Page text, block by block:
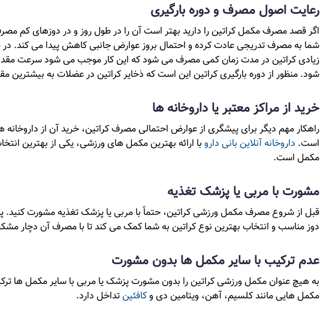
رعایت اصول مصرف و دوره بارگیری
اگر قصد مصرف مکمل کراتین را دارید بهتر است آن را در طول روز و در دوزهای کم
شما به مصرف تدریجی عادت کرده و احتمال بروز عوارض جانبی کاهش پیدا می کند. در
زیادی کراتین در مدت زمان کمی مصرف می شود که این کار موجب می شود سرعت
شود. منظور از دوره بارگیری کراتین این است که ذخایر کراتین در عضلات به بیشترین
خرید از مراکز معتبر یا داروخانه ها
راهکار مهم دیگر برای پیشگری از عوارض احتمالی مصرف کراتین، خرید آن از داروخانه
است. داروخانه آنلاین بانی دارو با ارائه بهترین مکمل های ورزشی، یکی از بهترین
مکمل است.
مشورت با مربی یا پزشک تغذیه
قبل از شروع مصرف مکمل ورزشی کراتین، حتماً با مربی یا پزشک تغذیه مشورت کنید.
دوز مناسب و انتخاب بهترین نوع کراتین به شما کمک می کند تا با مصرف آن دچار
عدم ترکیب با سایر مکمل ها بدون مشورت
به هیچ عنوان مکمل ورزشی کراتین را بدون مشورت پزشک یا مربی با سایر مکمل ها
مکمل هایی مانند کلسیم، آهن، ویتامین دی وکافئینتداخل دارد.